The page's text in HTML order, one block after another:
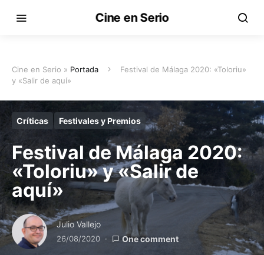
Cine en Serio
Cine en Serio » Portada
Festival de Málaga 2020: «Toloriu»
y «Salir de aquí»
Críticas Festivales y Premios
Festival de Málaga 2020:
«Toloriu» y «Salir de
aquí»
Julio Vallejo
26/08/2020 One comment